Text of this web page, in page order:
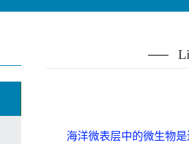
海洋微表层中的微生物